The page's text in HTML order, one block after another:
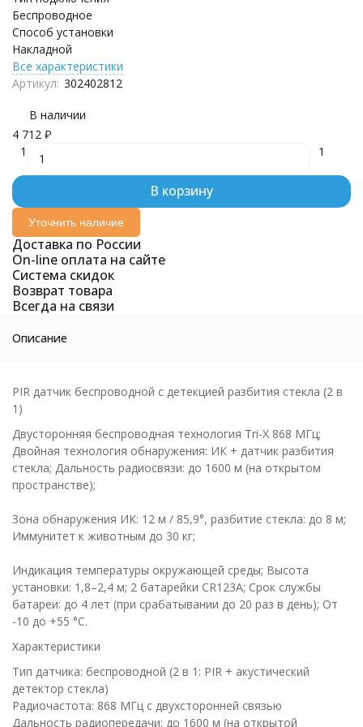
Беспроводное
Способ установки
Накладной
Все характеристики
Артикул: 302402812
В наличии
4 712 ₽
1
1
В корзину
Уточнить наличие
Доставка по России
On-line оплата на сайте
Система скидок
Возврат товара
Всегда на связи
Описание
PIR датчик беспроводной с детекцией разбития стекла (2 в
1)
Двусторонняя беспроводная технология Tri-X 868 МГц;
Двойная технология обнаружения: ИК + датчик разбития
стекла; Дальность радиосвязи: до 1600 м (на открытом
пространстве);
Зона обнаружения ИК: 12 м / 85,9°, разбитие стекла: до 8 м;
Иммунитет к животным до 30 кг;
Индикация температуры окружающей среды; Высота
установки: 1,8–2,4 м; 2 батарейки CR123A; Срок службы
батареи: до 4 лет (при срабатывании до 20 раз в день); От
-10 до +55 °C.
Характеристики
Тип датчика: беспроводной (2 в 1: PIR + акустический
детектор стекла)
Радиочастота: 868 МГц с двухсторонней связью
Дальность радиопередачи: до 1600 м (на открытой